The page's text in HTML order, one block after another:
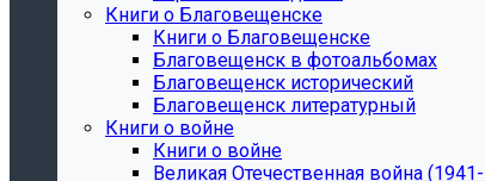
Книги о Благовещенске
Книги о Благовещенске
Благовещенск в фотоальбомах
Благовещенск исторический
Благовещенск литературный
Книги о войне
Книги о войне
Великая Отечественная война